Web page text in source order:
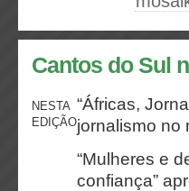
Cantos do Sul
NESTA
EDIÇÃO
“Áfricas,
jornalismo no
“Mulheres e
confiança”